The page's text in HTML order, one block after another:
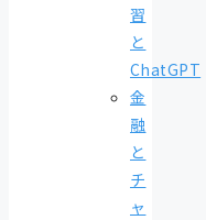
習
と
ChatGPT
金
融
と
チ
ャ